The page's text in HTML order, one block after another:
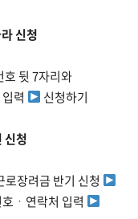
신청
호 뒷 7자리와
력 신청하기
신청
로장려금 반기 신청
호ㆍ연락처 입력